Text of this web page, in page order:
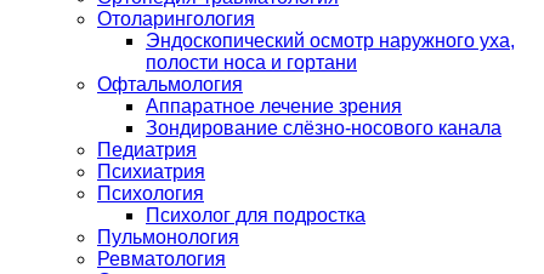
Отоларингология
Эндоскопический осмотр наружного уха,
полости носа и гортани
Офтальмология
Аппаратное лечение зрения
Зондирование слёзно-носового канала
Педиатрия
Психиатрия
Психология
Психолог для подростка
Пульмонология
Ревматология